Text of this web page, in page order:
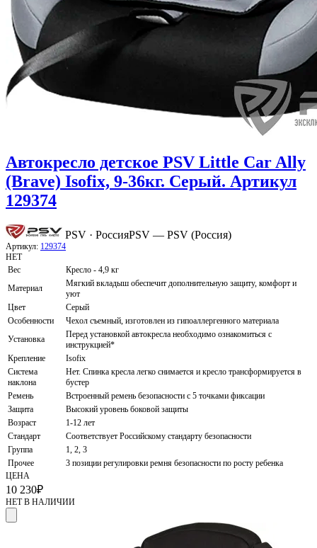
Автокресло детское PSV Little Car Ally
(Brave) Isofix, 9-36кг. Серый. Артикул
129374
PSV · РоссияPSV — PSV (Россия)
Артикул: 129374
НЕТ
Вес
Кресло - 4,9 кг
Материал
Мягкий вкладыш обеспечит дополнительную защиту, комфорт и
уют
Цвет
Серый
Особенности
Чехол съемный, изготовлен из гипоаллергенного материала
Установка
Перед установкой автокресла необходимо ознакомиться с
инструкцией*
Крепление
Isofix
Система
наклона
Нет. Спинка кресла легко снимается и кресло трансформируется в
бустер
Ремень
Встроенный ремень безопасности с 5 точками фиксации
Защита
Высокий уровень боковой защиты
Возраст
1-12 лет
Стандарт
Соответствует Российскому стандарту безопасности
Группа
1, 2, 3
Прочее
3 позиции регулировки ремня безопасности по росту ребенка
ЦЕНА
10 230₽
НЕТ В НАЛИЧИИ